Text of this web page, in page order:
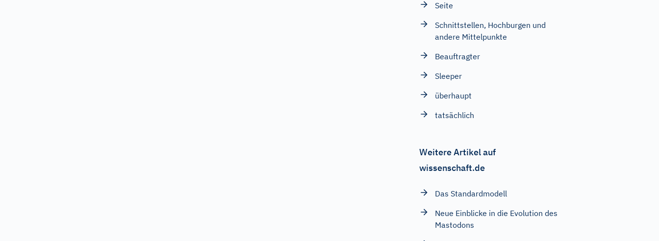
Seite
Schnittstellen, Hochburgen und
andere Mittelpunkte
Beauftragter
Sleeper
überhaupt
tatsächlich
Weitere Artikel auf
wissenschaft.de
Das Standardmodell
Neue Einblicke in die Evolution des
Mastodons